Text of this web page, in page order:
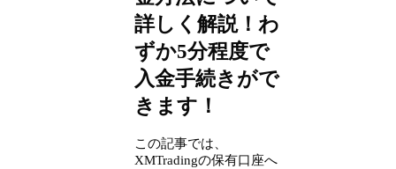
詳しく解説！わ
ずか5分程度で
入金手続きがで
きます！
この記事では、
XMTradingの保有口座へ